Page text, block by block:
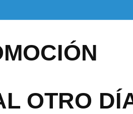
OTRO